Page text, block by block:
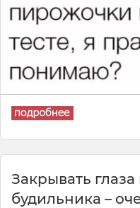
Закрывать
будильника –